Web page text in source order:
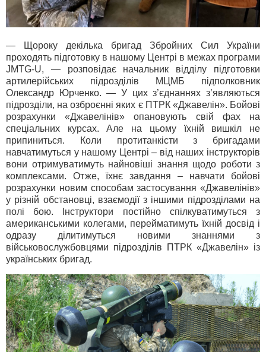
— Щороку декілька бригад Збройних Сил України
проходять підготовку в нашому Центрі в межах програми
JMTG-U, — розповідає начальник відділу підготовки
артилерійських підрозділів МЦМБ підполковник
Олександр Юрченко. — У цих з’єднаннях з’являються
підрозділи, на озброєнні яких є ПТРК «Джавелін». Бойові
розрахунки «Джавелінів» опановують свій фах на
спеціальних курсах. Але на цьому їхній вишкіл не
припиниться. Коли протитанкісти з бригадами
навчатимуться у нашому Центрі – від наших інструкторів
вони отримуватимуть найновіші знання щодо роботи з
комплексами. Отже, їхнє завдання – навчати бойові
розрахунки новим способам застосування «Джавелінів»
у різній обстановці, взаємодії з іншими підрозділами на
полі бою. Інструктори постійно спілкуватимуться з
американськими колегами, перейматимуть їхній досвід і
одразу ділитимуться новими знаннями з
військовослужбовцями підрозділів ПТРК «Джавелін» із
українських бригад.